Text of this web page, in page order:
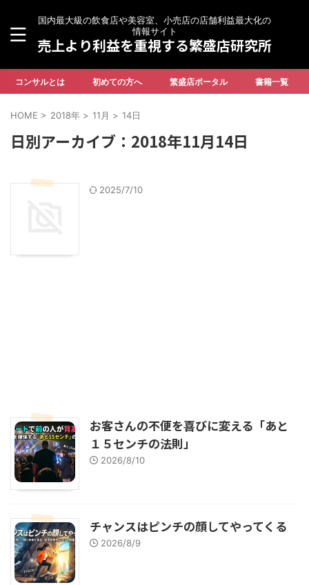
国内最大級の飲食店や美容室、小売店の店舗利益最大化の
情報サイト
売上より利益を重視する繁盛店研究所
コンサルとは 初めての方へ 繁盛店ポータル 書籍一覧
HOME > 2018年 > 11月 > 14日
日別アーカイブ：2018年11月14日
2025/7/10
お客さんの不便を喜びに変える「あと
１５センチの法則」
2026/8/10
チャンスはピンチの顔してやってくる
2026/8/9